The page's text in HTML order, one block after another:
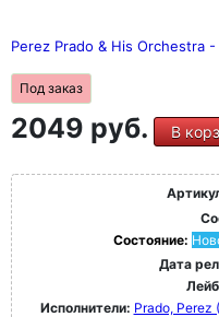
Perez Prado & His Orchestra -
Под заказ
2049 руб. В
Состояние:
Дата
Исполнители: Prado, Perez